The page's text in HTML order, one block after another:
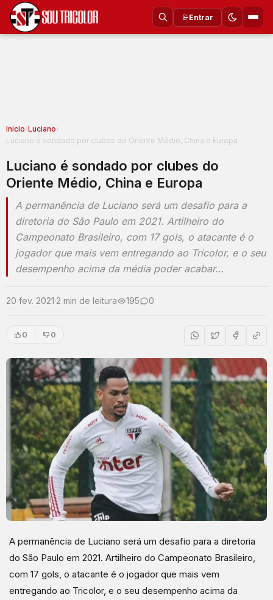
Entrar
Inicio›Luciano›
Luciano é sondado por clubes do Oriente Médio, China e Europa
Luciano é sondado por clubes do
Oriente Médio, China e Europa
A permanência de Luciano será um desafio para a
diretoria do São Paulo em 2021. Artilheiro do
Campeonato Brasileiro, com 17 gols, o atacante é o
jogador que mais vem entregando ao Tricolor, e o seu
desempenho acima da média poder acabar…
20 fev. 2021·2 min de leitura 195 0
0 0
A permanência de Luciano será um desafio para a diretoria
do São Paulo em 2021. Artilheiro do Campeonato Brasileiro,
com 17 gols, o atacante é o jogador que mais vem
entregando ao Tricolor, e o seu desempenho acima da